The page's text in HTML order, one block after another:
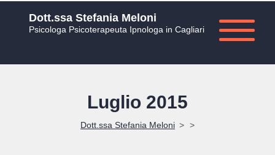
Dott.ssa Stefania Meloni
Psicologa Psicoterapeuta Ipnologa in Cagliari
Luglio 2015
Dott.ssa Stefania Meloni > >